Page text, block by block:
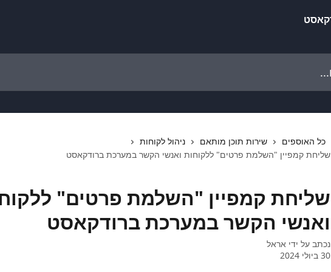
כל האוספים שירות תוכן מותאם
ניהול לקוחות
שליחת קמפיין "השלמת פרטים" ללקוחות ואנשי הקשר במערכת ברודקאסט
שליחת קמפיין "השלמת פרטים"
ואנשי הקשר במערכת ברודקאסט
נכתב על ידי אראל
30 ביולי 2024